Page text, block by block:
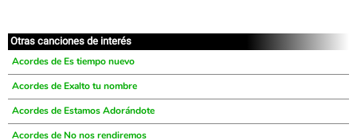
Otras canciones de interés
Acordes de Es tiempo nuevo
Acordes de Exalto tu nombre
Acordes de Estamos Adorándote
Acordes de No nos rendiremos